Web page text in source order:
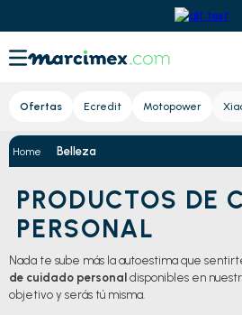
Ofertas Ecredit Motopower
Belleza
PRODUCTOS DE
PERSONAL
Nada te sube más la autoestima que
de cuidado personal disponibles en
objetivo y serás tú misma.